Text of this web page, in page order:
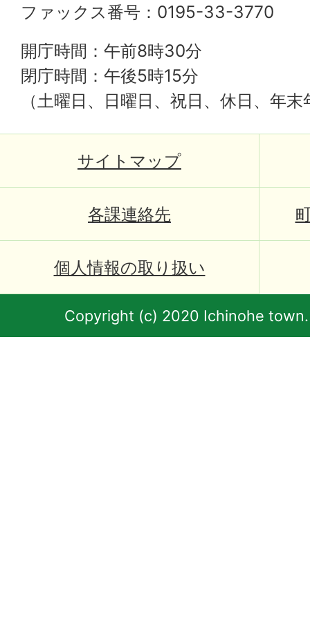
ファックス番号：0195-33-3770
開庁時間：午前8時30分
閉庁時間：午後5時15分
（土曜日、日曜日、祝日、休日、年
サイトマップ
各課連絡先
個人情報の取り扱い
Copyright (c) 2020 Ichinohe